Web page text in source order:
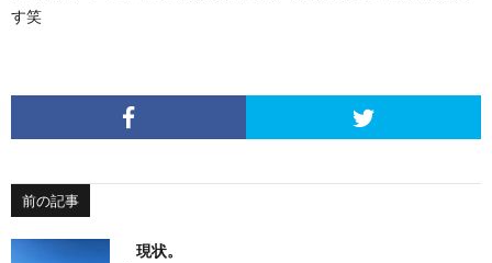
す笑
前の記事
現状。